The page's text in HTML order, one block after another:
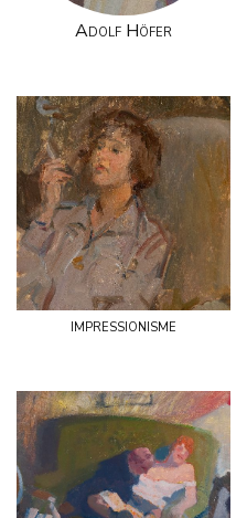
Adolf Höfer
impressionisme